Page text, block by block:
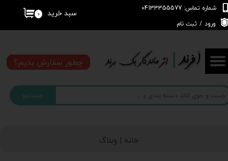
جستجو
شماره تماس: 04133355577
۰ سبد خرید
ورود / ثبت نام
حساب کاربری من
تغییر گذر واژه
سفارشات
خروج از حساب کاربری
چطور سفارش بدیم؟
خانه | وبلاگ